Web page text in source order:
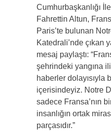
Cumhurbaşkanlığı
Fahrettin Altun,
Paris’te bulunan
Katedrali’nde çıkan
mesaj paylaştı:
şehrindeki yangına
haberler dolayısıyla
içerisindeyiz. Notre
sadece Fransa’nın
insanlığın ortak
parçasıdır.”